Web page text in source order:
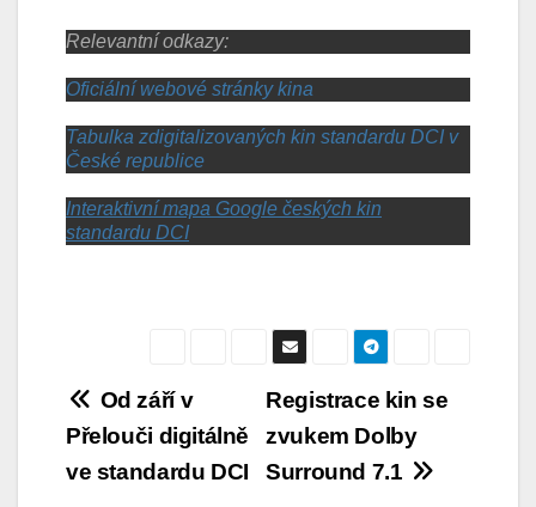
Relevantní odkazy:
Oficiální webové stránky kina
Tabulka zdigitalizovaných kin standardu DCI v
České republice
Interaktivní mapa Google českých kin
standardu DCI
Navigace
pro
Registrace kin se
zvukem Dolby
Surround 7.1
Od září v
Přelouči digitálně
ve standardu DCI